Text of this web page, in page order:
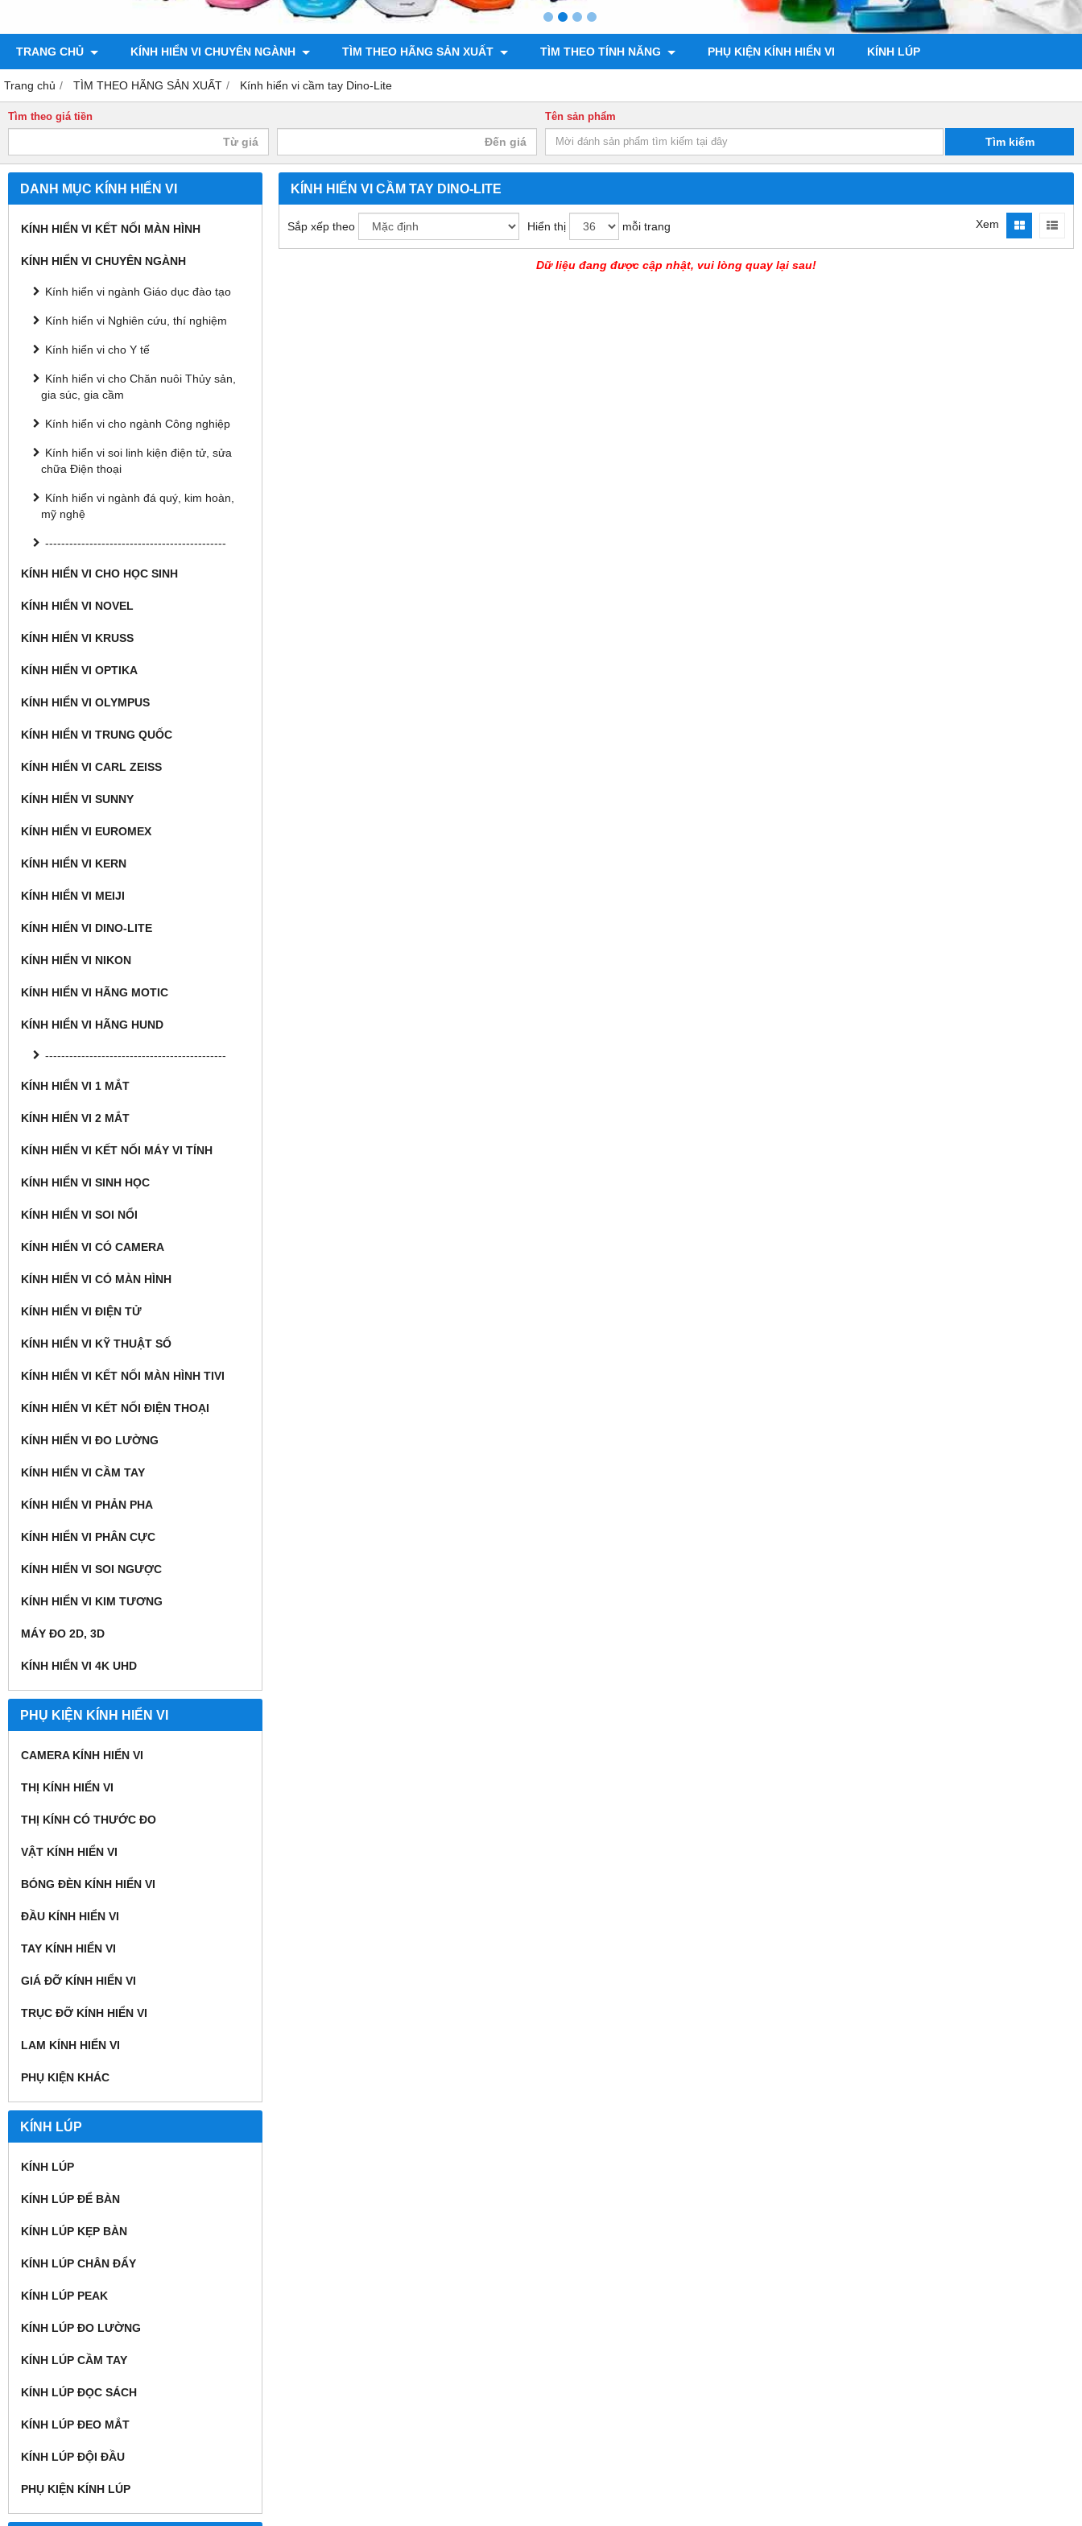
TRANG CHỦ KÍNH HIỂN VI CHUYÊN NGÀNH TÌM THEO HÃNG SẢN XUẤT TÌM THEO TÍNH NĂNG PHỤ KIỆN KÍNH HIỂN VI KÍNH LÚP
Trang chủ TÌM THEO HÃNG SẢN XUẤT Kính hiển vi cầm tay Dino-Lite
Tìm theo giá tiền Tên sản phẩm
Tìm kiếm
DANH MỤC KÍNH HIỂN VI
KÍNH HIỂN VI KẾT NỐI MÀN HÌNH
KÍNH HIỂN VI CHUYÊN NGÀNH
Kính hiển vi ngành Giáo dục đào tạo
Kính hiển vi Nghiên cứu, thí nghiệm
Kính hiển vi cho Y tế
Kính hiển vi cho Chăn nuôi Thủy sản,
gia súc, gia cầm
Kính hiển vi cho ngành Công nghiệp
Kính hiển vi soi linh kiện điện tử, sửa
chữa Điện thoại
Kính hiển vi ngành đá quý, kim hoàn,
mỹ nghệ
---------------------------------------------
KÍNH HIỂN VI CHO HỌC SINH
KÍNH HIỂN VI NOVEL
KÍNH HIỂN VI KRUSS
KÍNH HIỂN VI OPTIKA
KÍNH HIỂN VI OLYMPUS
KÍNH HIỂN VI TRUNG QUỐC
KÍNH HIỂN VI CARL ZEISS
KÍNH HIỂN VI SUNNY
KÍNH HIỂN VI EUROMEX
KÍNH HIỂN VI KERN
KÍNH HIỂN VI MEIJI
KÍNH HIỂN VI DINO-LITE
KÍNH HIỂN VI NIKON
KÍNH HIỂN VI HÃNG MOTIC
KÍNH HIỂN VI HÃNG HUND
---------------------------------------------
KÍNH HIỂN VI 1 MẮT
KÍNH HIỂN VI 2 MẮT
KÍNH HIỂN VI KẾT NỐI MÁY VI TÍNH
KÍNH HIỂN VI SINH HỌC
KÍNH HIỂN VI SOI NỔI
KÍNH HIỂN VI CÓ CAMERA
KÍNH HIỂN VI CÓ MÀN HÌNH
KÍNH HIỂN VI ĐIỆN TỬ
KÍNH HIỂN VI KỸ THUẬT SỐ
KÍNH HIỂN VI KẾT NỐI MÀN HÌNH TIVI
KÍNH HIỂN VI KẾT NỐI ĐIỆN THOẠI
KÍNH HIỂN VI ĐO LƯỜNG
KÍNH HIỂN VI CẦM TAY
KÍNH HIỂN VI PHẢN PHA
KÍNH HIỂN VI PHÂN CỰC
KÍNH HIỂN VI SOI NGƯỢC
KÍNH HIỂN VI KIM TƯƠNG
MÁY ĐO 2D, 3D
KÍNH HIỂN VI 4K UHD
PHỤ KIỆN KÍNH HIỂN VI
CAMERA KÍNH HIỂN VI
THỊ KÍNH HIỂN VI
THỊ KÍNH CÓ THƯỚC ĐO
VẬT KÍNH HIỂN VI
BÓNG ĐÈN KÍNH HIỂN VI
ĐẦU KÍNH HIỂN VI
TAY KÍNH HIỂN VI
GIÁ ĐỠ KÍNH HIỂN VI
TRỤC ĐỠ KÍNH HIỂN VI
LAM KÍNH HIỂN VI
PHỤ KIỆN KHÁC
KÍNH LÚP
KÍNH LÚP
KÍNH LÚP ĐỂ BÀN
KÍNH LÚP KẸP BÀN
KÍNH LÚP CHÂN ĐẨY
KÍNH LÚP PEAK
KÍNH LÚP ĐO LƯỜNG
KÍNH LÚP CẦM TAY
KÍNH LÚP ĐỌC SÁCH
KÍNH LÚP ĐEO MẮT
KÍNH LÚP ĐỘI ĐẦU
PHỤ KIỆN KÍNH LÚP
KÍNH HIỂN VI CẦM TAY DINO-LITE
Sắp xếp theo Hiển thị mỗi trang Xem
Dữ liệu đang được cập nhật, vui lòng quay lại sau!